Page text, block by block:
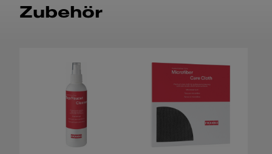
Zubehör